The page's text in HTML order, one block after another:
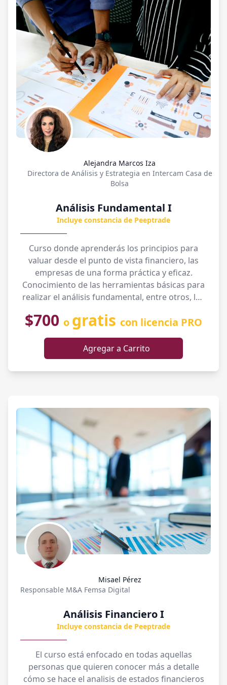
Alejandra Marcos Iza
Directora de Análisis y Estrategia en Intercam Casa de
Bolsa
Análisis Fundamental I
Incluye constancia de Peeptrade
Curso donde aprenderás los principios para
valuar desde el punto de vista financiero, las
empresas de una forma práctica y eficaz.
Conocimiento de las herramientas básicas para
realizar el análisis fundamental, entre otros, los
las empresas listadas en los mercados de
de inversión. Introducción a los principales
múltiplos y razones financieras para entender
las condiciones de una empresa y la viabilidad
empresa.
$700 o gratis con licencia PRO
Agregar a Carrito
Misael Pérez
Responsable M&A Femsa Digital
Análisis Financiero I
Incluye constancia de Peeptrade
El curso está enfocado en todas aquellas
personas que quieren conocer más a detalle
cómo se hace el analisis de estados financieros